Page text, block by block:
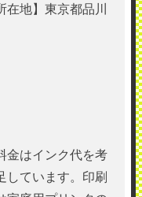
在地】東京都品川
金はインク代を考
しています。印刷